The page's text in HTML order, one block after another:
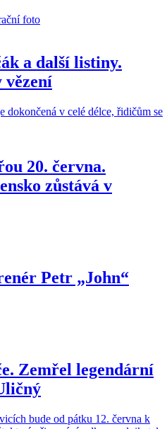
a další listiny.
20. června.
zůstává v
Petr „John“
Zemřel legendární